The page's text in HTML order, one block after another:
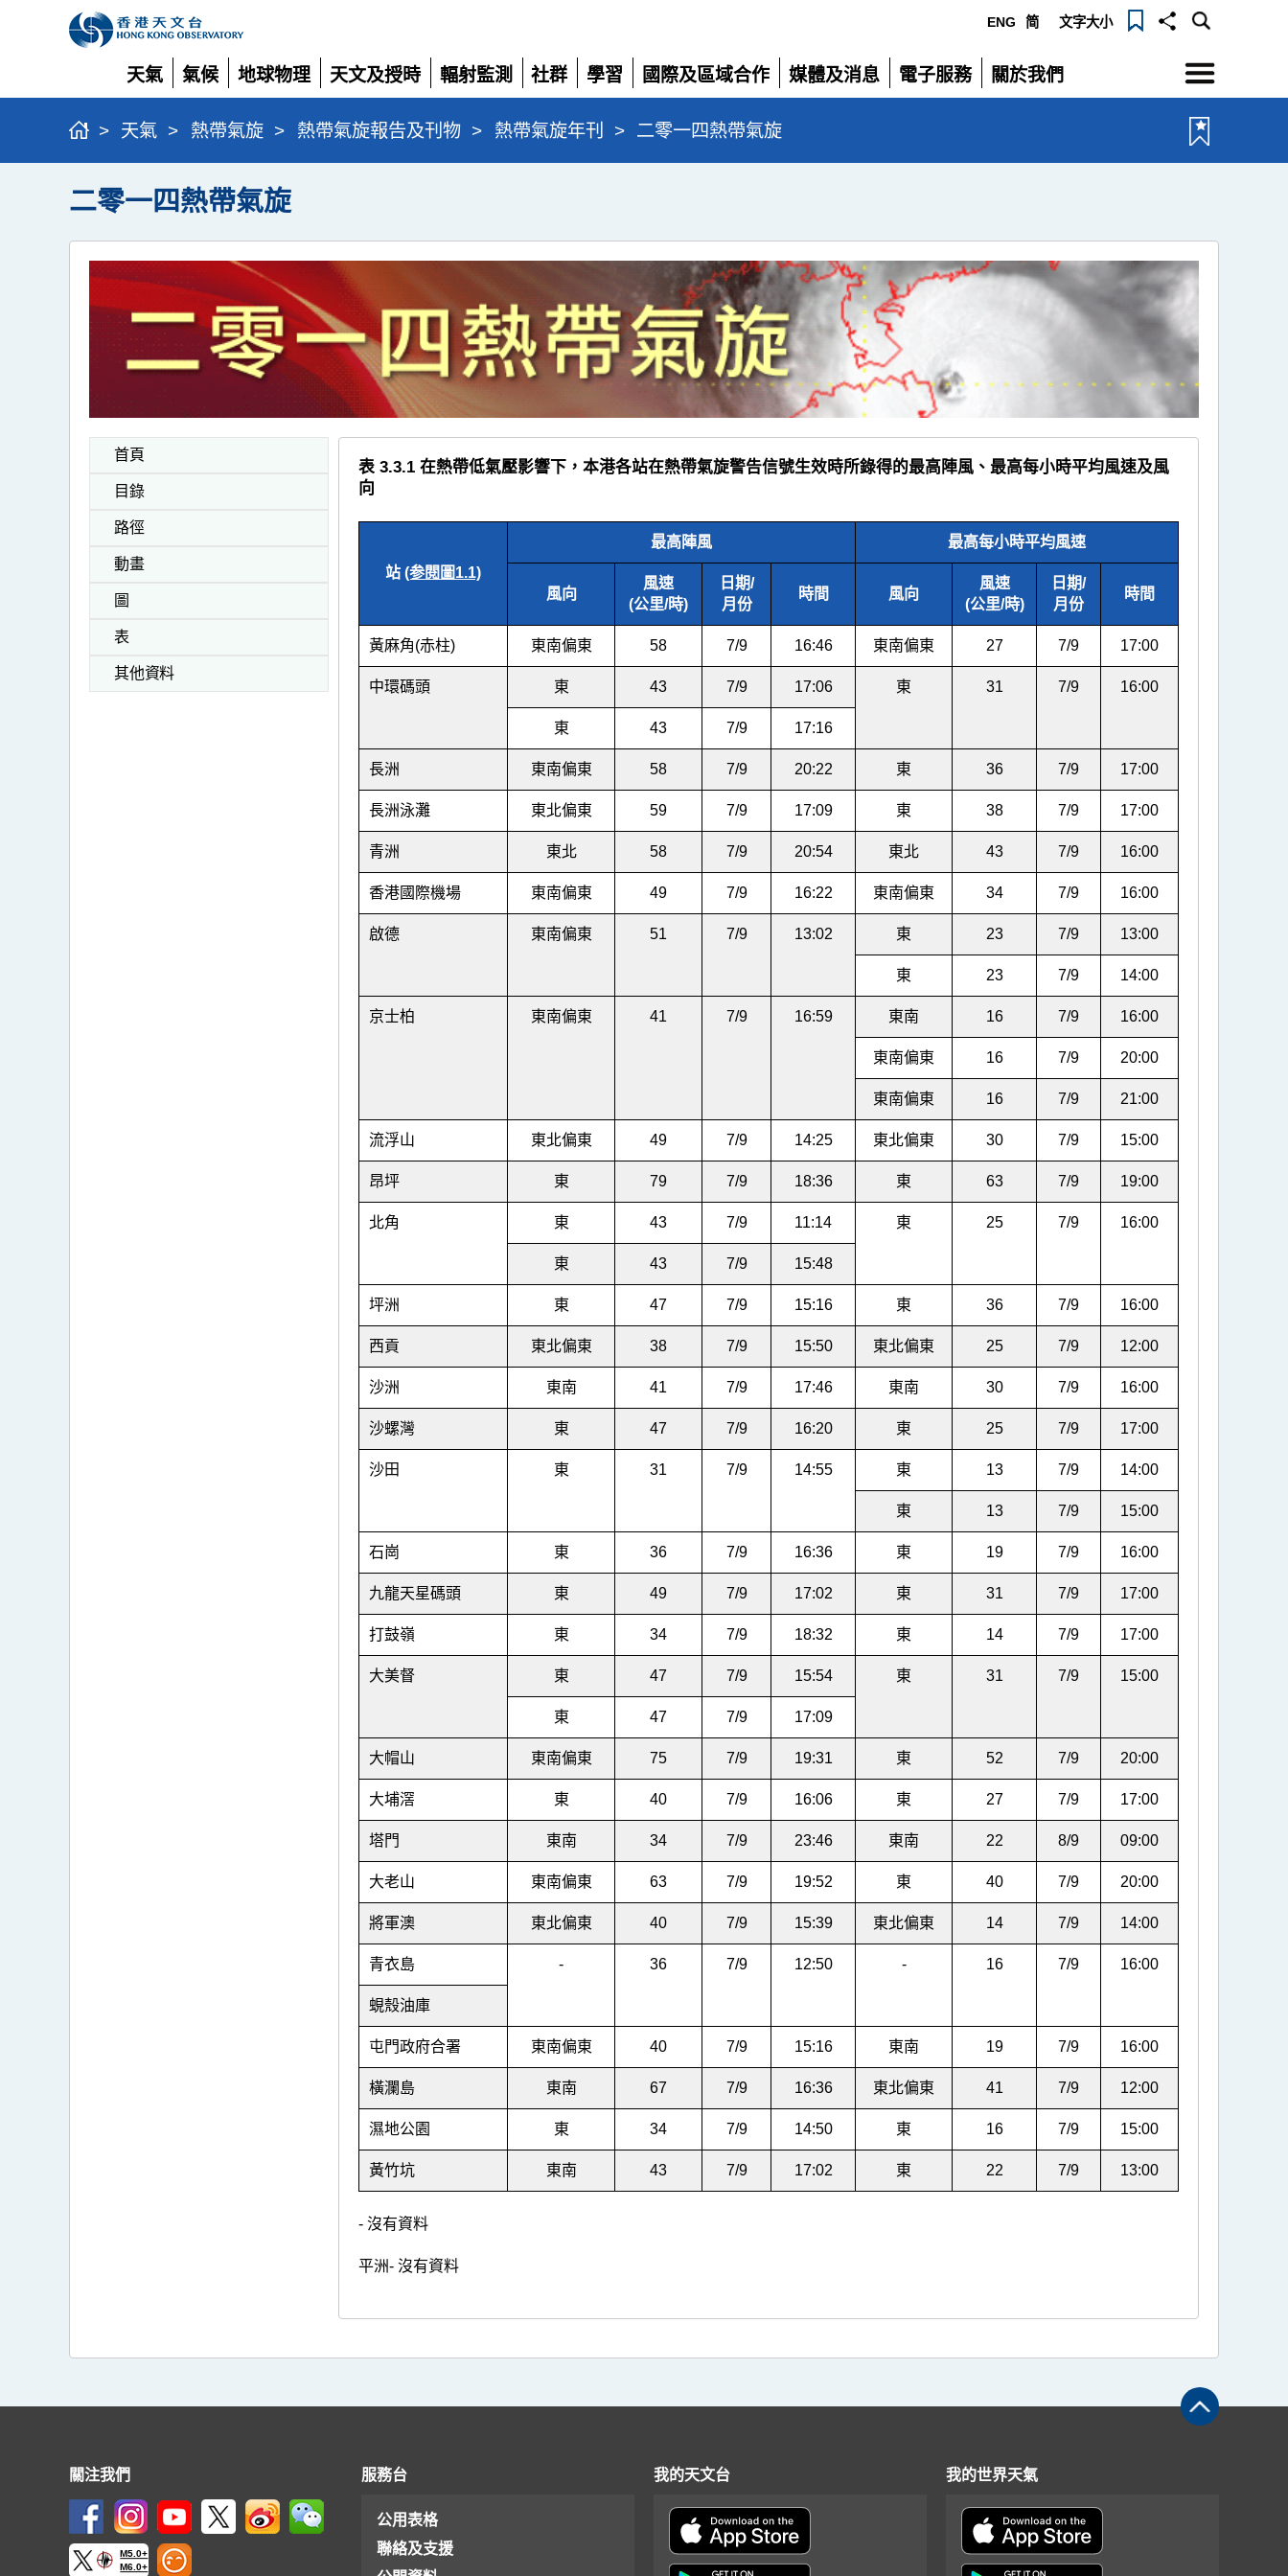
ENG 简 文字大小
天氣
展
開
氣候
展
開
地球物理
展
開
天文及授時
展
開
輻射監測
展
開
社群
展
開
學習
展
開
國際及區域合作
展
開
媒體及消息
展
電子服務
展
關於我們
展
選
單
> 天氣 > 熱帶氣旋 > 熱帶氣旋報告及刊物 > 熱帶氣旋年刊 > 二零一四熱帶氣旋
二零一四熱帶氣旋
首頁
目錄
路徑
動畫
圖
表
其他資料
表 3.3.1 在熱帶低氣壓影響下，本港各站在熱帶氣旋警告信號生效時所錄得的最高陣風、最高每小時平均風速及風
向
站 (参閱圖1.1)
最高陣風 最高每小時平均風速
風向
風速
(公里/時)
日期/
月份
時間 風向
風速
(公里/時)
日期/
月份
時間
黃麻角(赤柱) 東南偏東 58 7/9 16:46 東南偏東 27 7/9 17:00
中環碼頭 東 43 7/9 17:06 東 31 7/9 16:00
東 43 7/9 17:16
長洲 東南偏東 58 7/9 20:22 東 36 7/9 17:00
長洲泳灘 東北偏東 59 7/9 17:09 東 38 7/9 17:00
青洲 東北 58 7/9 20:54 東北 43 7/9 16:00
香港國際機場 東南偏東 49 7/9 16:22 東南偏東 34 7/9 16:00
啟德 東南偏東 51 7/9 13:02 東 23 7/9 13:00
東 23 7/9 14:00
京士柏 東南偏東 41 7/9 16:59 東南 16 7/9 16:00
東南偏東 16 7/9 20:00
東南偏東 16 7/9 21:00
流浮山 東北偏東 49 7/9 14:25 東北偏東 30 7/9 15:00
昂坪 東 79 7/9 18:36 東 63 7/9 19:00
北角 東 43 7/9 11:14 東 25 7/9 16:00
東 43 7/9 15:48
坪洲 東 47 7/9 15:16 東 36 7/9 16:00
西貢 東北偏東 38 7/9 15:50 東北偏東 25 7/9 12:00
沙洲 東南 41 7/9 17:46 東南 30 7/9 16:00
沙螺灣 東 47 7/9 16:20 東 25 7/9 17:00
沙田 東 31 7/9 14:55 東 13 7/9 14:00
東 13 7/9 15:00
石崗 東 36 7/9 16:36 東 19 7/9 16:00
九龍天星碼頭 東 49 7/9 17:02 東 31 7/9 17:00
打鼓嶺 東 34 7/9 18:32 東 14 7/9 17:00
大美督 東 47 7/9 15:54 東 31 7/9 15:00
東 47 7/9 17:09
大帽山 東南偏東 75 7/9 19:31 東 52 7/9 20:00
大埔滘 東 40 7/9 16:06 東 27 7/9 17:00
塔門 東南 34 7/9 23:46 東南 22 8/9 09:00
大老山 東南偏東 63 7/9 19:52 東 40 7/9 20:00
將軍澳 東北偏東 40 7/9 15:39 東北偏東 14 7/9 14:00
青衣島 - 36 7/9 12:50 - 16 7/9 16:00
蜆殼油庫
屯門政府合署 東南偏東 40 7/9 15:16 東南 19 7/9 16:00
橫瀾島 東南 67 7/9 16:36 東北偏東 41 7/9 12:00
濕地公園 東 34 7/9 14:50 東 16 7/9 15:00
黃竹坑 東南 43 7/9 17:02 東 22 7/9 13:00
- 沒有資料
平洲- 沒有資料
關注我們
M5.0+
M6.0+
服務台
公用表格
聯絡及支援
我的天文台 我的世界天氣